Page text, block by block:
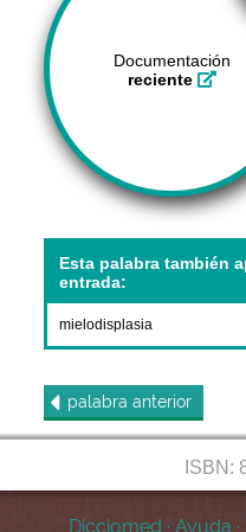
Documentación
reciente
Esta palabra también
entrada:
mielodisplasia
palabra anterior
ISBN:
Dicciomed · Ayuda ·